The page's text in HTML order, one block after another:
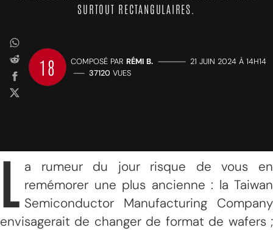
SURTOUT RECTANGULAIRES.
18 COMPOSÉ PAR RÉMI B. ————— 21 JUIN 2024 À 14H14
—— 37120 VUES
L
a rumeur du jour risque de vous en
remémorer une plus ancienne : la Taiwan
Semiconductor Manufacturing Company
envisagerait de changer de format de wafers ;